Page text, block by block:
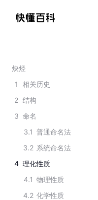
炔烃
1
相关历史
2 结构
3 命名
3.1 普通命名法
3.2 系统命名法
4 理化性质
4.1 物理性质
4.2 化学性质